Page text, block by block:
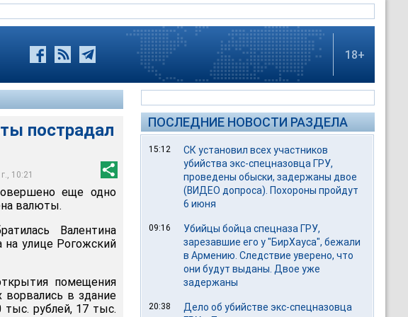
18+
пострадал
10:21
в
еще одно
валюты.
Валентина
на улице Рогожский
помещения
ворвались в здание
тыс. рублей, 17 тыс.
ПОСЛЕДНИЕ НОВОСТИ РАЗДЕЛА
15:12
СК установил всех участников
убийства экс-спецназовца ГРУ,
проведены обыски, задержаны двое
(ВИДЕО допроса). Похороны пройдут
6 июня
09:16
Убийцы бойца спецназа ГРУ,
зарезавшие его у "БирХауса", бежали
в Армению. Следствие уверено, что
они будут выданы. Двое уже
задержаны
20:38
Дело об убийстве экс-спецназовца